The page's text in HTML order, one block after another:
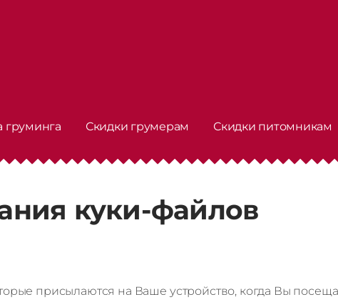
груминга Скидки грумерам Скидки питомникам
куки-файлов
присылаются на Ваше устройство, когда Вы